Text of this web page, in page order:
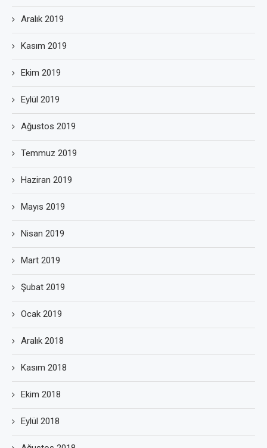
Aralık 2019
Kasım 2019
Ekim 2019
Eylül 2019
Ağustos 2019
Temmuz 2019
Haziran 2019
Mayıs 2019
Nisan 2019
Mart 2019
Şubat 2019
Ocak 2019
Aralık 2018
Kasım 2018
Ekim 2018
Eylül 2018